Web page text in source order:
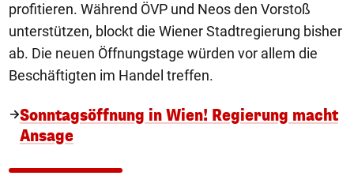
profitieren. Während ÖVP und Neos den Vorstoß
unterstützen, blockt die Wiener Stadtregierung bisher
ab. Die neuen Öffnungstage würden vor allem die
Beschäftigten im Handel treffen.
Sonntagsöffnung in Wien! Regierung macht
Ansage